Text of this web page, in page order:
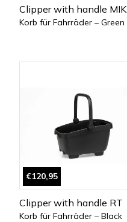
Clipper with handle MIK
Korb für Fahrräder – Green
€120,95
Clipper with handle RT
Korb für Fahrräder – Black